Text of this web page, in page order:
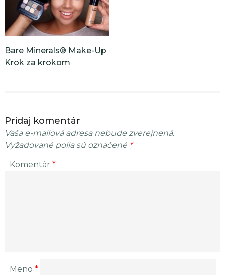
Bare Minerals® Make-Up
Krok za krokom
Pridaj komentár
Vaša e-mailová adresa nebude zverejnená.
Vyžadované polia sú označené *
Komentár *
Meno *